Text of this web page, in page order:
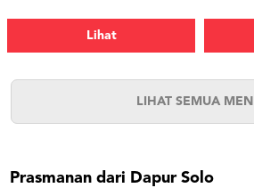
Lihat
LIHAT SEMUA
Prasmanan dari Dapur Solo